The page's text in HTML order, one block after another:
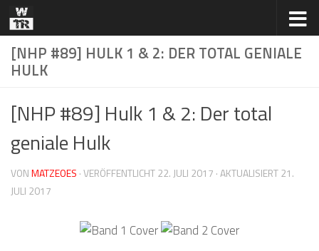
Zum Inhalt springen
[NHP #89] HULK 1 & 2: DER TOTAL GENIALE
HULK
[NHP #89] Hulk 1 & 2: Der total
geniale Hulk
VONMATZEOES · VERÖFFENTLICHT22. JULI 2017 · AKTUALISIERT21.
JULI 2017